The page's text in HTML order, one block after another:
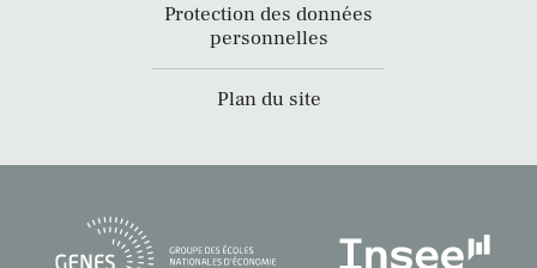
Protection des données
personnelles
Plan du site